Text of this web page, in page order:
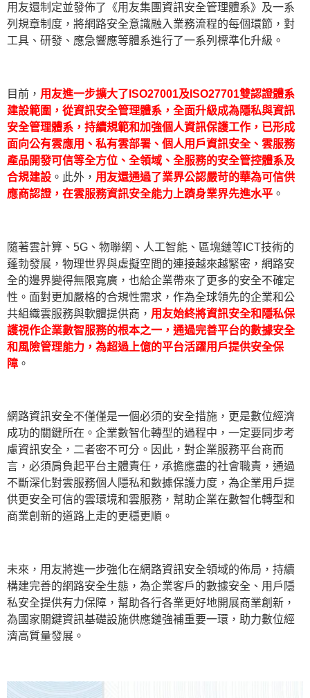
用友還制定並發佈了《用友集團資訊安全管理體系》及一系
列規章制度，將網路安全意識融入業務流程的每個環節，對
工具、研發、應急響應等體系進行了一系列標準化升級。
目前， 用友進一步擴大了ISO27001及ISO27701雙認證體系
建設範圍，從資訊安全管理體系，全面升級成為隱私與資訊
安全管理體系，持續規範和加強個人資訊保護工作，已形成
面向公有雲應用、私有雲部署、個人用戶資訊安全、雲服務
產品開發可信等全方位、全領域、全服務的安全管控體系及
合規建設 。此外， 用友還通過了業界公認嚴苛的華為可信供
應商認證，在雲服務資訊安全能力上躋身業界先進水平 。
隨著雲計算、5G、物聯網、人工智能、區塊鏈等ICT技術的
蓬勃發展，物理世界與虛擬空間的連接越來越緊密，網路安
全的邊界變得無限寬廣，也給企業帶來了更多的安全不確定
性。面對更加嚴格的合規性需求，作為全球領先的企業和公
共組織雲服務與軟體提供商， 用友始終將資訊安全和隱私保
護視作企業數智服務的根本之一，通過完善平台的數據安全
和風險管理能力，為超過上億的平台活躍用戶提供安全保
障 。
網路資訊安全不僅僅是一個必須的安全措施，更是數位經濟
成功的關鍵所在。企業數智化轉型的過程中，一定要同步考
慮資訊安全，二者密不可分。因此，對企業服務平台商而
言，必須肩負起平台主體責任，承擔應盡的社會職責，通過
不斷深化對雲服務個人隱私和數據保護力度，為企業用戶提
供更安全可信的雲環境和雲服務，幫助企業在數智化轉型和
商業創新的道路上走的更穩更順。
未來，用友將進一步強化在網路資訊安全領域的佈局，持續
構建完善的網路安全生態，為企業客戶的數據安全、用戶隱
私安全提供有力保障，幫助各行各業更好地開展商業創新，
為國家關鍵資訊基礎設施供應鏈強補重要一環，助力數位經
濟高質量發展。